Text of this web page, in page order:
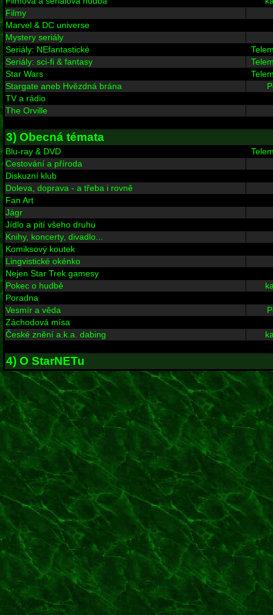
Filmy
Marvel & DC universe
Mystery seriály
Seriály: NEfantastické
Seriály: sci-fi & fantasy
Star Wars
Stargate aneb Hvězdná brána
TV a rádio
The Orville
3) Obecná témata
Blu-ray & DVD
Cestování a příroda
Diskuzní klub
Doleva, doprava - a třeba i rovně
Fan Art
Jágr
Jídlo a pití všeho druhu
Knihy, koncerty, divadlo...
Komiksový koutek
Lingvistické okénko
Nejen Star Trek gamesy
Pokec o hudbě
Poradna
Vesmír a věda
Záchodová mísa
České znění a.k.a. dabing
4) O StarNETu